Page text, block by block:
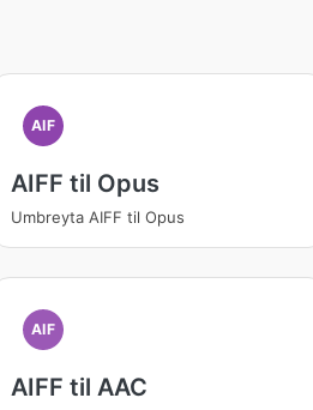
AIF
AIFF til Opus
Umbreyta AIFF til Opus
AIF
AIFF til AAC